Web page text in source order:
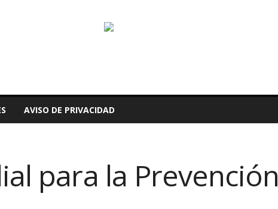
AVISO DE PRIVACIDAD
para la Prevención